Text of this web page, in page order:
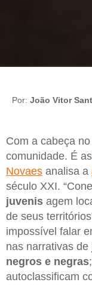
Por: João Vitor
Com a cabeça
comunidade. É
Novaes analisa a
século XXI.
juvenis agem
de seus
impossível falar
nas narrativas de
negros e negras
autoclassificam